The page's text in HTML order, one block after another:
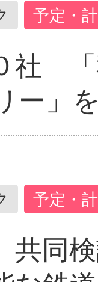
予定・
社
ー」
予定・
同